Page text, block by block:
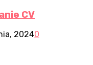
CV
20240